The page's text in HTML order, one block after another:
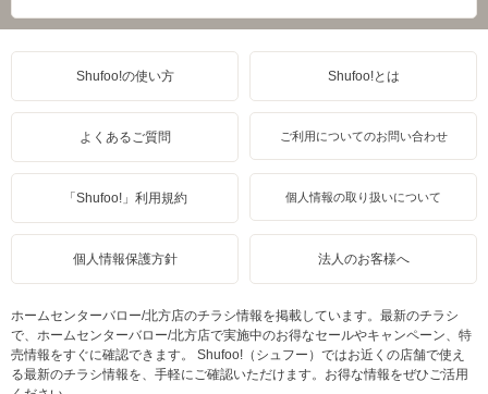
Shufoo!の使い方 Shufoo!とは
よくあるご質問 ご利用についてのお問い合わせ
「Shufoo!」利用規約 個人情報の取り扱いについて
個人情報保護方針 法人のお客様へ
ホームセンターバロー/北方店のチラシ情報を掲載しています。最新のチラシ
で、ホームセンターバロー/北方店で実施中のお得なセールやキャンペーン、特
売情報をすぐに確認できます。 Shufoo!（シュフー）ではお近くの店舗で使え
る最新のチラシ情報を、手軽にご確認いただけます。お得な情報をぜひご活用